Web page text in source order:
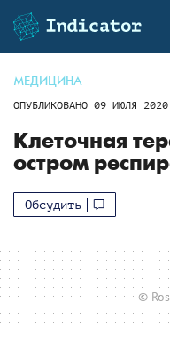
МЕДИЦИНА
ОПУБЛИКОВАНО 09 ИЮЛЯ
Клеточная
остром
Обсудить
©